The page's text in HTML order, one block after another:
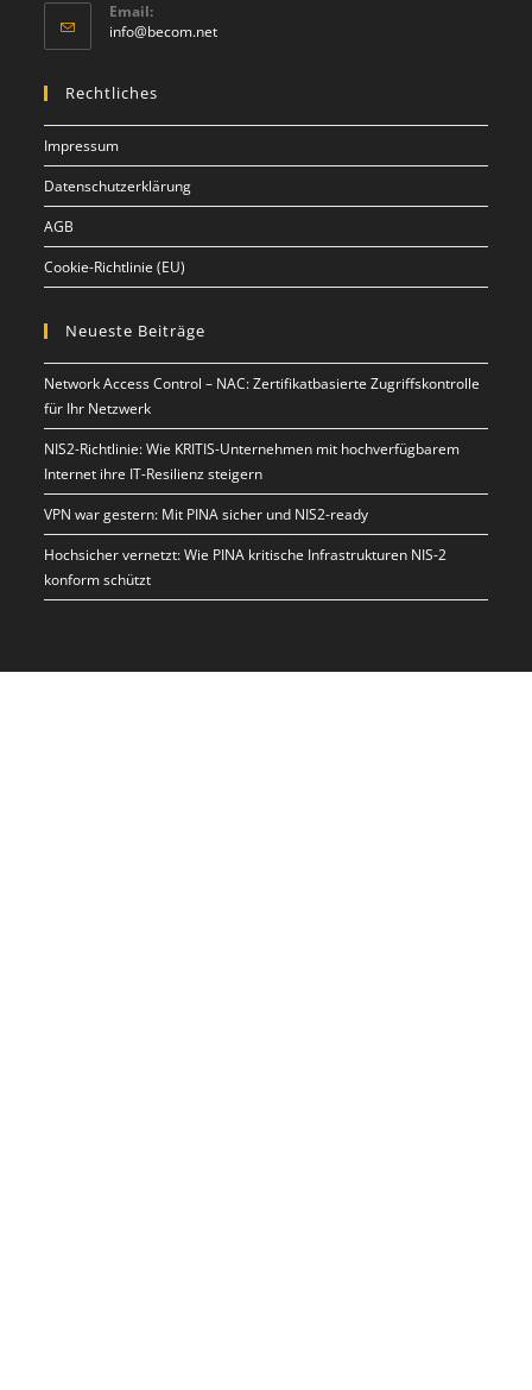
Email:
info@becom.net
Rechtliches
Impressum
Datenschutzerklärung
AGB
Cookie-Richtlinie (EU)
Neueste Beiträge
Network Access Control – NAC: Zertifikatbasierte Zugriffskontrolle
für Ihr Netzwerk
NIS2-Richtlinie: Wie KRITIS-Unternehmen mit hochverfügbarem
Internet ihre IT-Resilienz steigern
VPN war gestern: Mit PINA sicher und NIS2-ready
Hochsicher vernetzt: Wie PINA kritische Infrastrukturen NIS-2
konform schützt